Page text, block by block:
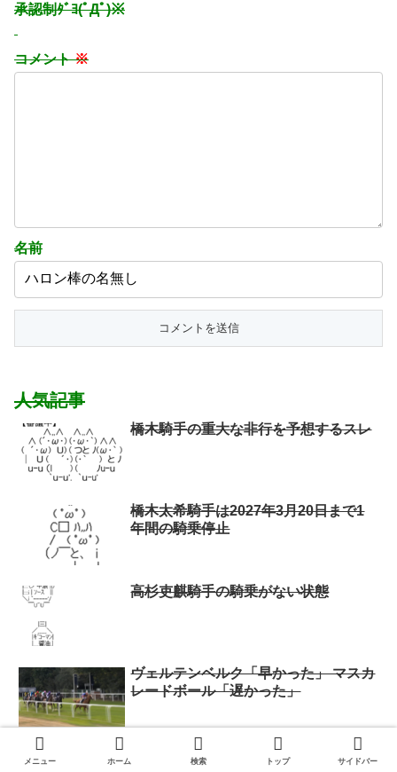
承認制ﾀﾞﾖ(ﾟДﾟ)※
コメント※
名前
人気記事
橋木騎手の重大な非行を予想するスレ
橋木太希騎手は2027年3月20日まで1
年間の騎乗停止
高杉吏麒騎手の騎乗がない状態
ヴェルテンベルク「早かった」 マスカ
レードボール「遅かった」
「シンボリルドルフ3歳でJC3着？大し
メニュー ホーム 検索 トップ サイドバー